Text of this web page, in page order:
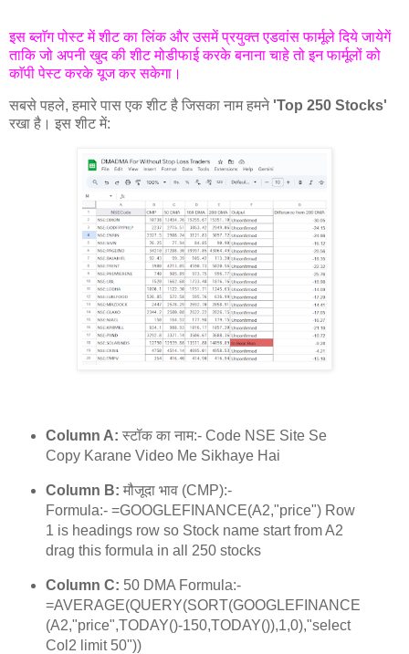
इस ब्लाॅग पोस्ट में शीट का लिंक और उसमें प्रयुक्त एडवांस फार्मूले दिये जायेगें
ताकि जो अपनी खुद की शीट मोडीफाई करके बनाना चाहे तो इन फार्मूलों को
काॅपी पेस्ट करके यूज कर सकेगा।
सबसे पहले, हमारे पास एक शीट है जिसका नाम हमने 'Top 250 Stocks'
रखा है। इस शीट में:
Column A: स्टॉक का नाम:- Code NSE Site Se
Copy Karane Video Me Sikhaye Hai
Column B: मौजूदा भाव (CMP):-
Formula:- =GOOGLEFINANCE(A2,"price") Row
1 is headings row so Stock name start from A2
drag this formula in all 250 stocks
Column C: 50 DMA Formula:-
=AVERAGE(QUERY(SORT(GOOGLEFINANCE
(A2,"price",TODAY()-150,TODAY()),1,0),"select
Col2 limit 50"))